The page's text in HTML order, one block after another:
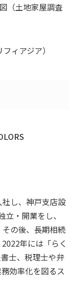
（土地家屋調査
ィアジア）
し、神戸支店設
・開業をし、
その後、長期相続
年には「らく
士、税理士や弁
効率化を図るス